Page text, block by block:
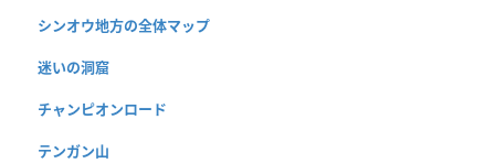
シンオウ地方の全体マップ
迷いの洞窟
チャンピオンロード
テンガン山